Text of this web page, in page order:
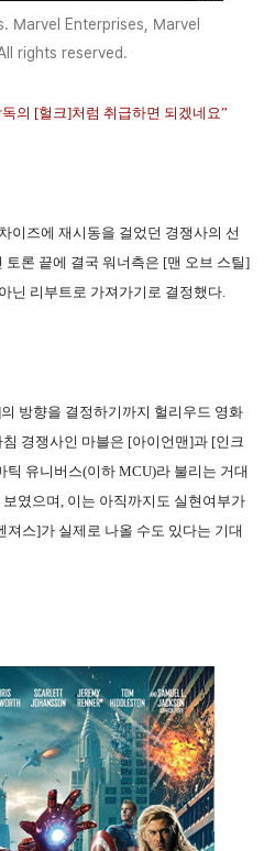
Marvel Enterprises, Marvel
rights reserved.
의 [헐크]처럼 취급하면 되겠네요”
이즈에 재시동을 걸었던 경쟁사의 선
론 끝에 결국 워너측은 [맨 오브 스틸]
닌 리부트로 가져가기로 결정했다.
방향을 결정하기까지 헐리우드 영화
경쟁사인 마블은 [아이언맨]과 [인크
유니버스(이하 MCU)라 불리는 거대
였으며, 이는 아직까지도 실현여부가
스]가 실제로 나올 수도 있다는 기대